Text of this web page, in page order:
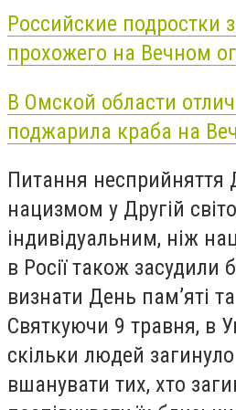
Российские подростки
прохожего на Вечном
В Омской области
поджарила краба на
Питання
нацизмом у Другій
індивідуальним, ніж
в Росії також засудили
визнати День пам’яті
Святкуючи 9 травня, в
скільки людей
вшанувати тих, хто